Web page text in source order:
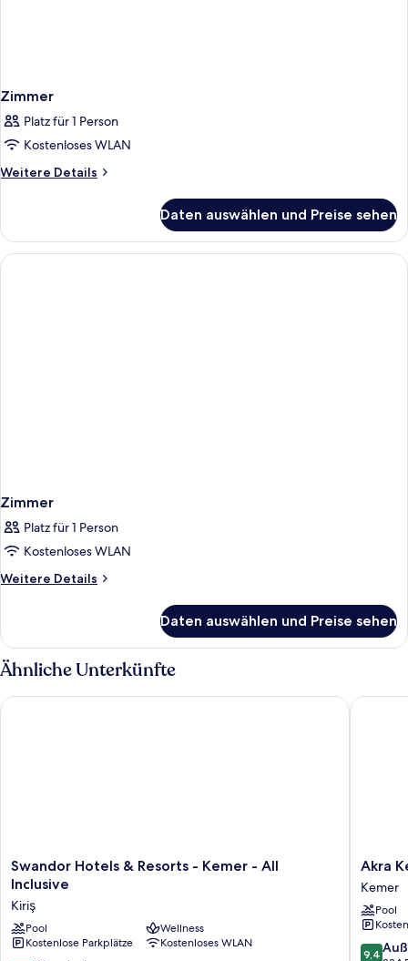
Zimmer
Platz für 1 Person
Kostenloses WLAN
Weitere Details
Weitere
Daten auswählen und Preise sehen
Zimmer
Platz für 1 Person
Kostenloses WLAN
Weitere Details
Weitere
Daten auswählen und Preise sehen
Ähnliche Unterkünfte
Swandor
Hotels
Resorts
-
Kemer
Swandor Hotels & Resorts - Kemer - All
Inclusive
Kiriş
Pool
Wellness
Kostenlose Parkplätze
Kostenloses WLAN
Swandor Hotels & Resorts - Kemer - All Inclusive
Akra
Kemer
-
All
Inclusive
Kemer
Akra
Kemer
Pool
9.4
9,4
Akra